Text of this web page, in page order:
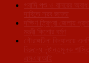
গবাদি পশু ও বানরের
দাবিতে সরব জনতা
দক্ষিণ ত্রিপুরা জেলায়
মন্ত্রী কিশোর বর্মণ
গৌরাঙ্গটিলা বিদ্যালয়ে
বিরুদ্ধে দৃষ্টান্তমূলক
এসএফআই